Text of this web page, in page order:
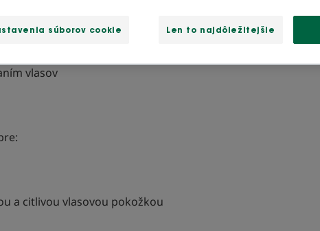
výhod a pokiaľ ide o starostlivosť o vlasy, odporúčame ju, ak:
pokožku
vlasov
a citlivou vlasovou pokožkou
súborov cookie Len to najdôležitejšie